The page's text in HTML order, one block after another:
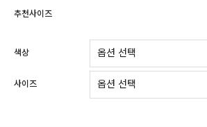
추천사이즈
색상
사이즈